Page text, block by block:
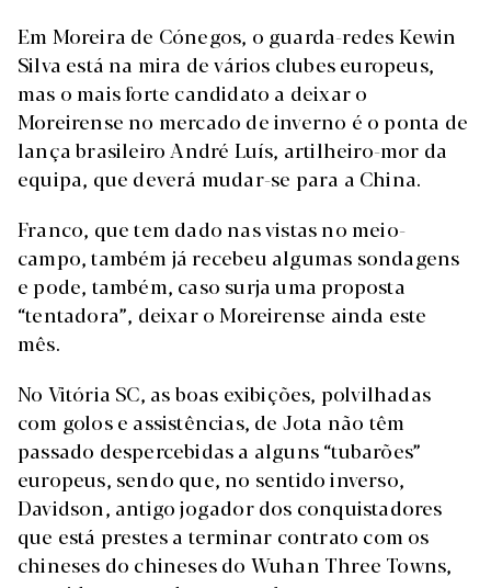
Em Moreira de Cónegos, o guarda-redes Kewin
Silva está na mira de vários clubes europeus,
mas o mais forte candidato a deixar o
Moreirense no mercado de inverno é o ponta de
lança brasileiro André Luís, artilheiro-mor da
equipa, que deverá mudar-se para a China.
Franco, que tem dado nas vistas no meio-
campo, também já recebeu algumas sondagens
e pode, também, caso surja uma proposta
“tentadora”, deixar o Moreirense ainda este
mês.
No Vitória SC, as boas exibições, polvilhadas
com golos e assistências, de Jota não têm
passado despercebidas a alguns “tubarões”
europeus, sendo que, no sentido inverso,
Davidson, antigo jogador dos conquistadores
que está prestes a terminar contrato com os
chineses do chineses do Wuhan Three Towns,